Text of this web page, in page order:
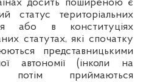
досить поширеною є
статус територіальних
або в конституціях
статутах, які спочатку
представницькими
автономії (інколи на
приймаються